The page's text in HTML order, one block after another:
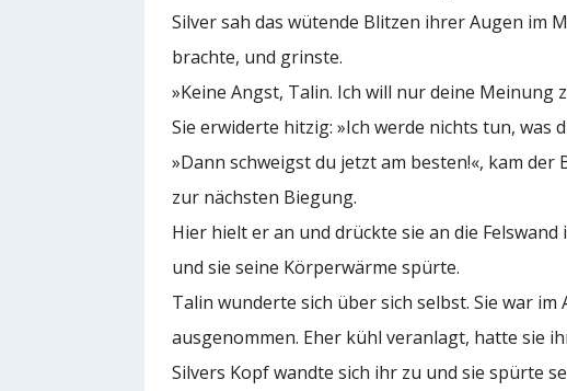
Silver sah das wütende Blitzen ihrer Augen im
brachte, und grinste.
»Keine Angst, Talin. Ich will nur deine Meinung
Sie erwiderte hitzig: »Ich werde nichts tun, was
»Dann schweigst du jetzt am besten!«, kam
zur nächsten Biegung.
Hier hielt er an und drückte sie an die
und sie seine Körperwärme spürte.
Talin wunderte sich über sich selbst. Sie war
ausgenommen. Eher kühl veranlagt, hatte sie
Silvers Kopf wandte sich ihr zu und sie spürte